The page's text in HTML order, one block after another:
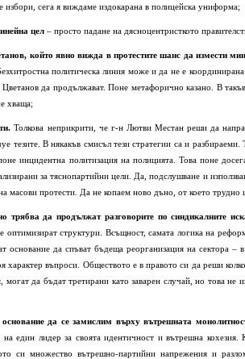
сега я виждаме издокарана в полицейска униформа;
цел – просто падане на дясноцентристкото
който явно вижда в протестите шанс да измести
политическа линия може и да не е
да продължават. Поне метафорично казано. В
хваща;
Толкова неприкрити, че г-н Лютви Местан реши да
тезите. В някакъв смисъл тези стратегии са и разбираеми.
инцидентна политизация на полицията. Това поне
за тяснопартийни цели. Да, подслушване и
масови протести. Да не копаем ново дъно, от което трудно
трябва да продължат разговорите по синдикалните
оптимизират структури. Всъщност, самата логика на
основание да спъват бъдеща реорганизация на сектора –
характер въпроси. Обществото е в правото си да реши
да бъдат третирани като заварен случай, но това не
да се замислим върху вътрешната
на един лидер за своята идентичност и вътрешна
си множество вътрешно-партийни напрежения и